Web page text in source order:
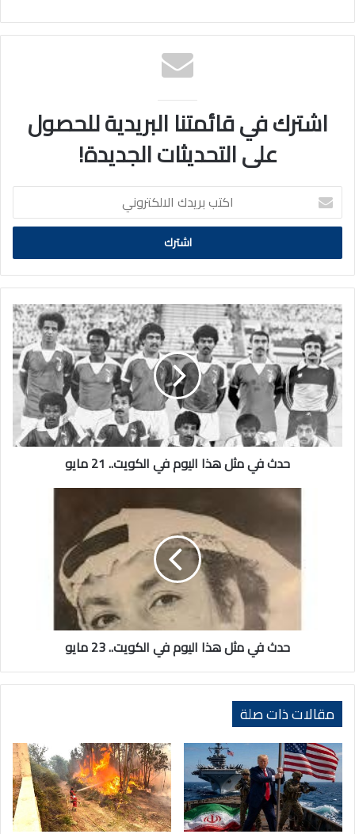
اشترك في قائمتنا البريدية للحصول
على التحديثات الجديدة!
اكتب
بريدك
الالكتروني
حدث
في
مثل
هذا
اليوم
في
الكويت..
21
مايو
حدث في مثل هذا اليوم في الكويت.. 21 مايو
حدث في مثل هذا اليوم في الكويت.. 23 مايو
مقالات ذات صلة